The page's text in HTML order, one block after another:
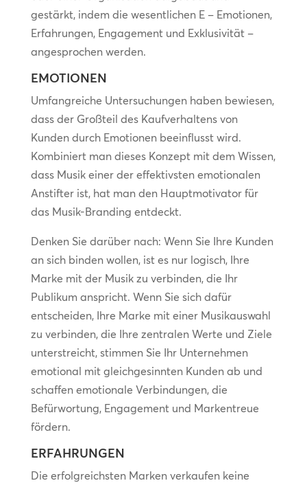
gestärkt, indem die wesentlichen E – Emotionen,
Erfahrungen, Engagement und Exklusivität –
angesprochen werden.
EMOTIONEN
Umfangreiche Untersuchungen haben bewiesen,
dass der Großteil des Kaufverhaltens von
Kunden durch Emotionen beeinflusst wird.
Kombiniert man dieses Konzept mit dem Wissen,
dass Musik einer der effektivsten emotionalen
Anstifter ist, hat man den Hauptmotivator für
das Musik-Branding entdeckt.
Denken Sie darüber nach: Wenn Sie Ihre Kunden
an sich binden wollen, ist es nur logisch, Ihre
Marke mit der Musik zu verbinden, die Ihr
Publikum anspricht. Wenn Sie sich dafür
entscheiden, Ihre Marke mit einer Musikauswahl
zu verbinden, die Ihre zentralen Werte und Ziele
unterstreicht, stimmen Sie Ihr Unternehmen
emotional mit gleichgesinnten Kunden ab und
schaffen emotionale Verbindungen, die
Befürwortung, Engagement und Markentreue
fördern.
ERFAHRUNGEN
Die erfolgreichsten Marken verkaufen keine